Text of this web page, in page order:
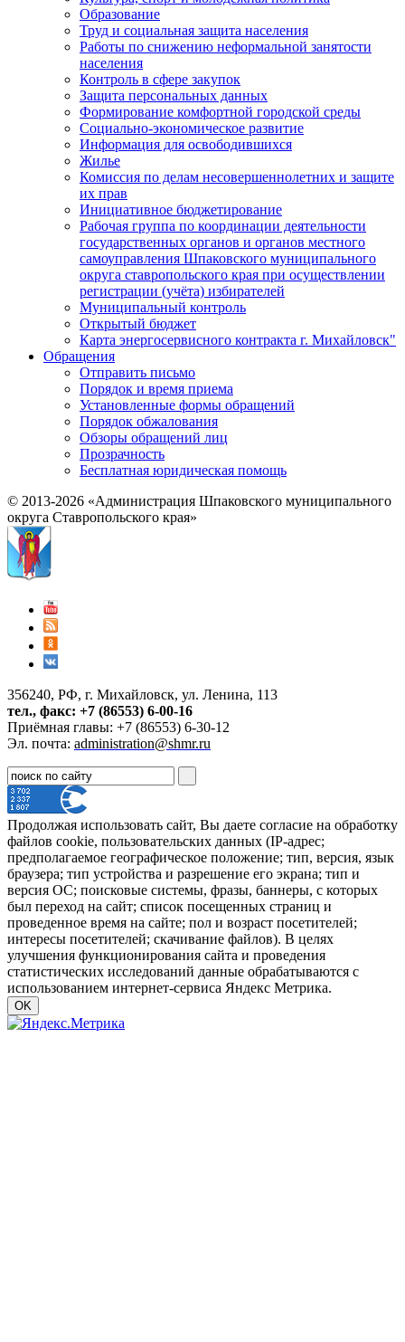
Образование
Труд и социальная защита населения
Работы по снижению неформальной занятости
населения
Контроль в сфере закупок
Защита персональных данных
Формирование комфортной городской среды
Социально-экономическое развитие
Информация для освободившихся
Жилье
Комиссия по делам несовершеннолетних и защите
их прав
Инициативное бюджетирование
Рабочая группа по координации деятельности
государственных органов и органов местного
самоуправления Шпаковского муниципального
округа ставропольского края при осуществлении
регистрации (учёта) избирателей
Муниципальный контроль
Открытый бюджет
Карта энергосервисного контракта г. Михайловск"
Обращения
Отправить письмо
Порядок и время приема
Установленные формы обращений
Порядок обжалования
Обзоры обращений лиц
Прозрачность
Бесплатная юридическая помощь
© 2013-2026 «Администрация Шпаковского муниципального
округа Ставропольского края»
356240, РФ, г. Михайловск, ул. Ленина, 113
тел., факс: +7 (86553) 6-00-16
Приёмная главы: +7 (86553) 6-30-12
Эл. почта: administration@shmr.ru
Продолжая использовать сайт, Вы даете согласие на обработку
файлов cookie, пользовательских данных (IP-адрес;
предполагаемое географическое положение; тип, версия, язык
браузера; тип устройства и разрешение его экрана; тип и
версия ОС; поисковые системы, фразы, баннеры, с которых
был переход на сайт; список посещенных страниц и
проведенное время на сайте; пол и возраст посетителей;
интересы посетителей; скачивание файлов). В целях
улучшения функционирования сайта и проведения
статистических исследований данные обрабатываются с
использованием интернет-сервиса Яндекс Метрика.
OK